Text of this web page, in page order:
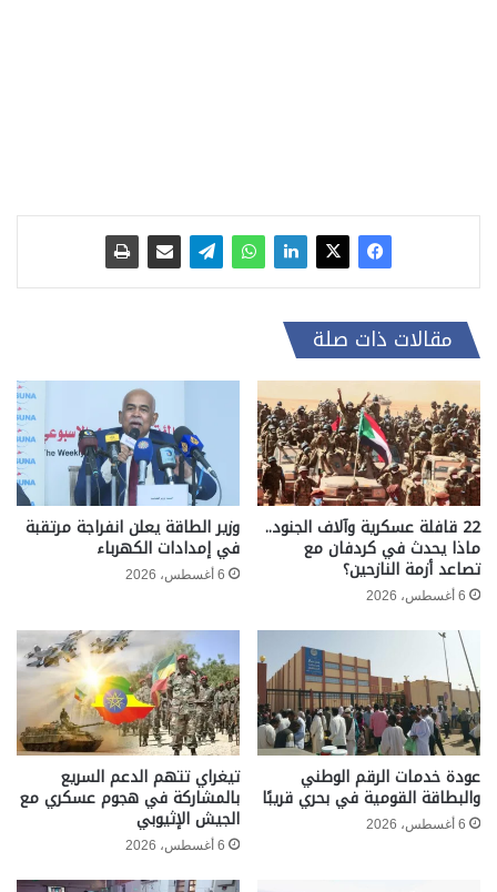
مقالات ذات صلة
22 قافلة عسكرية وآلاف الجنود..
ماذا يحدث في كردفان مع
تصاعد أزمة النازحين؟
6 أغسطس، 2026
وزير الطاقة يعلن انفراجة مرتقبة
في إمدادات الكهرباء
6 أغسطس، 2026
عودة خدمات الرقم الوطني
والبطاقة القومية في بحري قريبًا
6 أغسطس، 2026
تيغراي تتهم الدعم السريع
بالمشاركة في هجوم عسكري مع
الجيش الإثيوبي
6 أغسطس، 2026